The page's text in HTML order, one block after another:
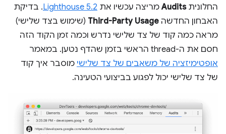
החלוניתAuditsמריצה עכשיו את Lighthouse 5.2. בדיקת
האבחון החדשה Third-Party Usage (שימוש בצד שלישי)
מראה כמה קוד של צד שלישי נדרש וכמה זמן הקוד הזה
חסם את ה-thread הראשי בזמן שהדף נטען. במאמר
אופטימיזציה של משאבים של צד שלישי מוסבר איך קוד
של צד שלישי יכול לפגוע בביצועי הטעינה.